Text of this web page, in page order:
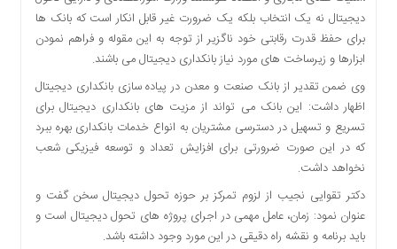
رسید
اخبار
سایت
اجتماعی
اقتصادی
فرهنگ
بین
الملل
دیجیتال نه یک انتخاب بلکه یک ضرورت غیر قابل انکار است که بانک ها
برای حفظ قدرت رقابتی خود ناگزیر از توجه به این مقوله و فراهم نمودن
ابزارها و زیرساخت های مورد نیاز بانکداری دیجیتال می باشند.
وی ضمن تقدیر از بانک صنعت و معدن در پیاده سازی بانکداری دیجیتال
اظهار داشت: این بانک می تواند از مزیت های بانکداری دیجیتال برای
تسریع و تسهیل در دسترسی مشتریان به انواع خدمات بانکداری بهره ببرد
که در این صورت ضرورتی برای افزایش تعداد و توسعه فیزیکی شعب
نخواهد داشت.
دکتر تقوایی نجیب از لزوم تمرکز بر حوزه تحول دیجیتال سخن گفت و
عنوان نمود: زمان، عامل مهمی در اجرای پروژه های تحول دیجیتال است و
باید برنامه و نقشه راه دقیقی در این مورد وجود داشته باشد.